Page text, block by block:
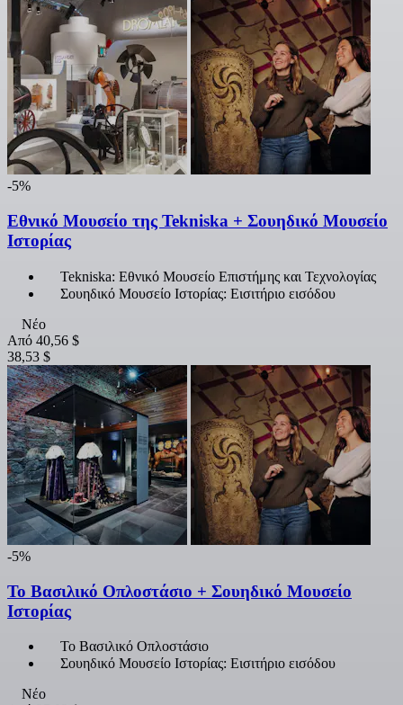
-5%
Εθνικό Μουσείο της Tekniska + Σουηδικό Μουσείο
Ιστορίας
Tekniska: Εθνικό Μουσείο Επιστήμης και Τεχνολογίας
Σουηδικό Μουσείο Ιστορίας: Εισιτήριο εισόδου
Νέο
Από 40,56 $
38,53 $
-5%
Το Βασιλικό Οπλοστάσιο + Σουηδικό Μουσείο
Ιστορίας
Το Βασιλικό Οπλοστάσιο
Σουηδικό Μουσείο Ιστορίας: Εισιτήριο εισόδου
Νέο